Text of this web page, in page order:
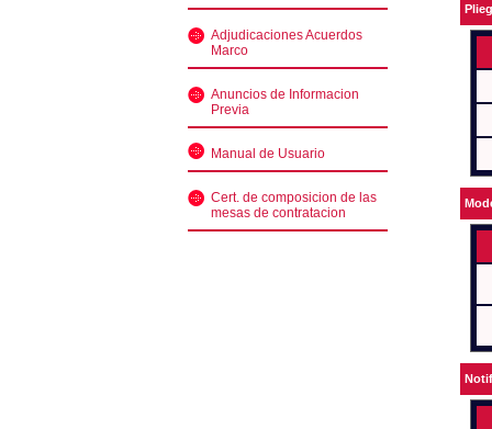
Adjudicaciones Acuerdos
Marco
Anuncios de Informacion
Previa
Manual de Usuario
Cert. de composicion de las
mesas de contratacion